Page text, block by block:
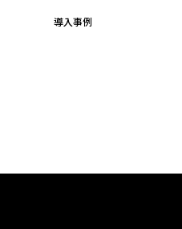
導入事例